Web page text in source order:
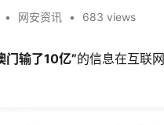
• 网安资讯 • 683 views
门输了10亿”的信息在互联